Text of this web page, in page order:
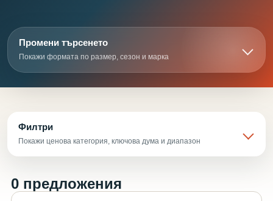
Промени търсенето
Покажи формата по размер, сезон и марка
Филтри
Покажи ценова категория, ключова дума и диапазон
0 предложения